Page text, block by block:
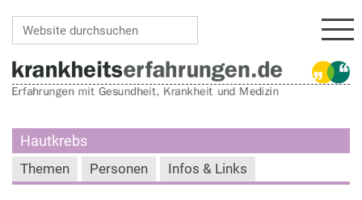
Hautkrebs
Themen Personen Infos & Links